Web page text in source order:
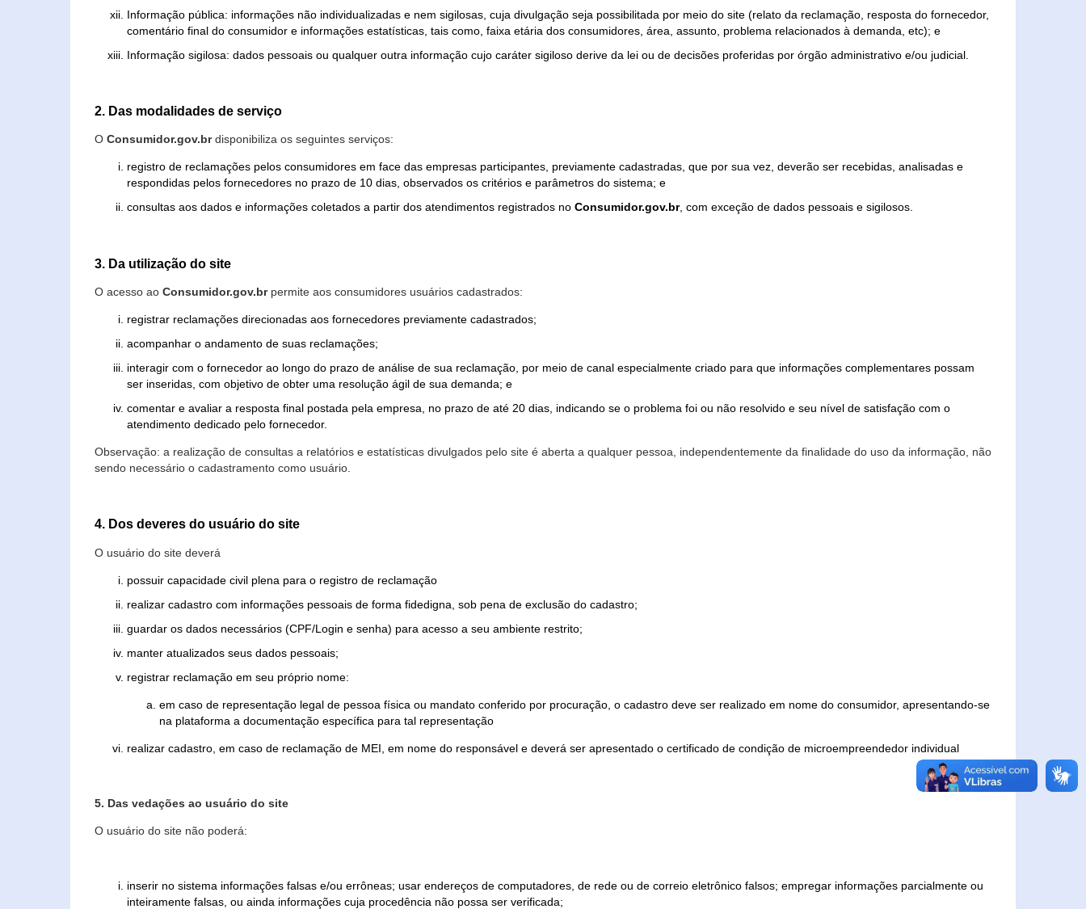
Informação pública: informações não individualizadas e nem sigilosas, cuja divulgação seja possibilitada por meio do site (relato da reclamação, resposta do fornecedor,
comentário final do consumidor e informações estatísticas, tais como, faixa etária dos consumidores, área, assunto, problema relacionados à demanda, etc); e
Informação sigilosa: dados pessoais ou qualquer outra informação cujo caráter sigiloso derive da lei ou de decisões proferidas por órgão administrativo e/ou judicial.
2. Das modalidades de serviço
O Consumidor.gov.brdisponibiliza os seguintes serviços:
registro de reclamações pelos consumidores em face das empresas participantes, previamente cadastradas, que por sua vez, deverão ser recebidas, analisadas e
respondidas pelos fornecedores no prazo de 10 dias, observados os critérios e parâmetros do sistema; e
consultas aos dados e informações coletados a partir dos atendimentos registrados no Consumidor.gov.br, com exceção de dados pessoais e sigilosos.
3. Da utilização do site
O acesso ao Consumidor.gov.brpermite aos consumidores usuários cadastrados:
registrar reclamações direcionadas aos fornecedores previamente cadastrados;
acompanhar o andamento de suas reclamações;
interagir com o fornecedor ao longo do prazo de análise de sua reclamação, por meio de canal especialmente criado para que informações complementares possam
ser inseridas, com objetivo de obter uma resolução ágil de sua demanda; e
comentar e avaliar a resposta final postada pela empresa, no prazo de até 20 dias, indicando se o problema foi ou não resolvido e seu nível de satisfação com o
atendimento dedicado pelo fornecedor.
Observação: a realização de consultas a relatórios e estatísticas divulgados pelo site é aberta a qualquer pessoa, independentemente da finalidade do uso da informação, não
sendo necessário o cadastramento como usuário.
4. Dos deveres do usuário do site
O usuário do site deverá
possuir capacidade civil plena para o registro de reclamação
realizar cadastro com informações pessoais de forma fidedigna, sob pena de exclusão do cadastro;
guardar os dados necessários (CPF/Login e senha) para acesso a seu ambiente restrito;
manter atualizados seus dados pessoais;
registrar reclamação em seu próprio nome:
em caso de representação legal de pessoa física ou mandato conferido por procuração, o cadastro deve ser realizado em nome do consumidor, apresentando-se
na plataforma a documentação específica para tal representação
realizar cadastro, em caso de reclamação de MEI, em nome do responsável e deverá ser apresentado o certificado de condição de microempreendedor individual
5. Das vedações ao usuário do site
O usuário do site não poderá:
inserir no sistema informações falsas e/ou errôneas; usar endereços de computadores, de rede ou de correio eletrônico falsos; empregar informações parcialmente ou
inteiramente falsas, ou ainda informações cuja procedência não possa ser verificada;